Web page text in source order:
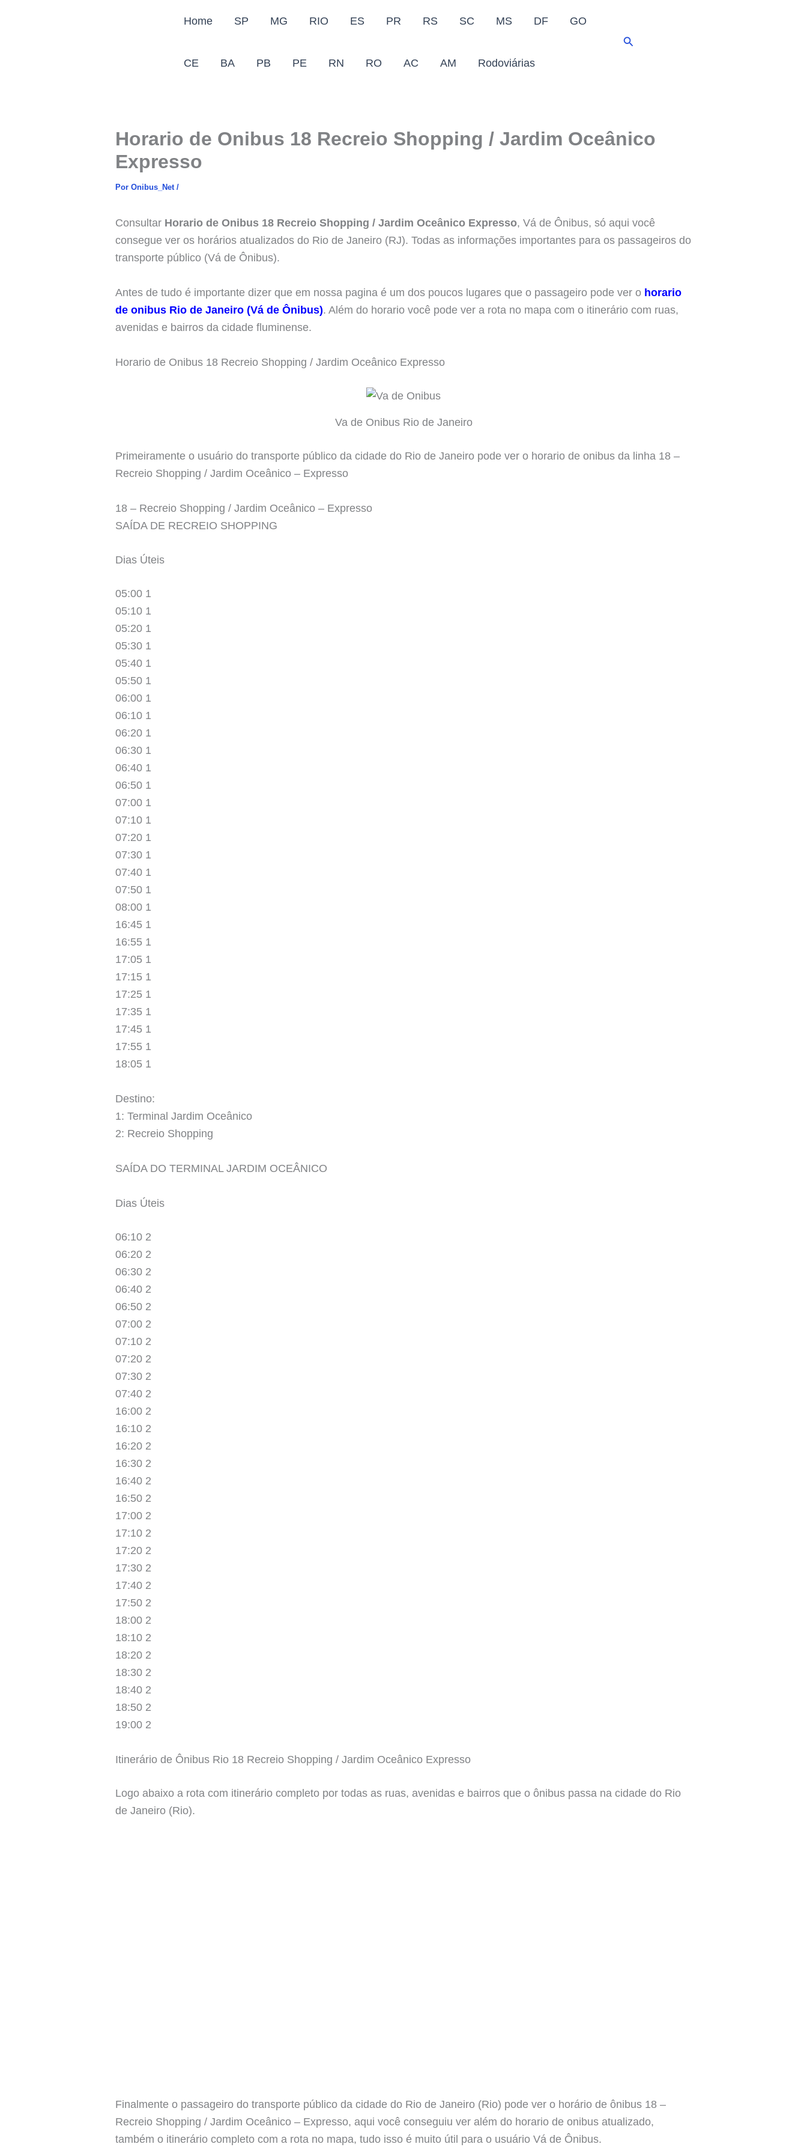
Home SP MG RIO ES PR RS SC MS DF GO
CE BA PB PE RN RO AC AM Rodoviárias
Pesquisar
Horario de Onibus 18 Recreio Shopping / Jardim Oceânico
Expresso
Por Onibus_Net /
Consultar Horario de Onibus 18 Recreio Shopping / Jardim Oceânico Expresso, Vá de Ônibus, só aqui você
consegue ver os horários atualizados do Rio de Janeiro (RJ). Todas as informações importantes para os passageiros do
transporte público (Vá de Ônibus).
Antes de tudo é importante dizer que em nossa pagina é um dos poucos lugares que o passageiro pode ver o horario
de onibus Rio de Janeiro (Vá de Ônibus). Além do horario você pode ver a rota no mapa com o itinerário com ruas,
avenidas e bairros da cidade fluminense.
Horario de Onibus 18 Recreio Shopping / Jardim Oceânico Expresso
Va de Onibus Rio de Janeiro
Primeiramente o usuário do transporte público da cidade do Rio de Janeiro pode ver o horario de onibus da linha 18 –
Recreio Shopping / Jardim Oceânico – Expresso
18 – Recreio Shopping / Jardim Oceânico – Expresso
SAÍDA DE RECREIO SHOPPING
Dias Úteis
05:00 1
05:10 1
05:20 1
05:30 1
05:40 1
05:50 1
06:00 1
06:10 1
06:20 1
06:30 1
06:40 1
06:50 1
07:00 1
07:10 1
07:20 1
07:30 1
07:40 1
07:50 1
08:00 1
16:45 1
16:55 1
17:05 1
17:15 1
17:25 1
17:35 1
17:45 1
17:55 1
18:05 1
Destino:
1: Terminal Jardim Oceânico
2: Recreio Shopping
SAÍDA DO TERMINAL JARDIM OCEÂNICO
Dias Úteis
06:10 2
06:20 2
06:30 2
06:40 2
06:50 2
07:00 2
07:10 2
07:20 2
07:30 2
07:40 2
16:00 2
16:10 2
16:20 2
16:30 2
16:40 2
16:50 2
17:00 2
17:10 2
17:20 2
17:30 2
17:40 2
17:50 2
18:00 2
18:10 2
18:20 2
18:30 2
18:40 2
18:50 2
19:00 2
Itinerário de Ônibus Rio 18 Recreio Shopping / Jardim Oceânico Expresso
Logo abaixo a rota com itinerário completo por todas as ruas, avenidas e bairros que o ônibus passa na cidade do Rio
de Janeiro (Rio).
Finalmente o passageiro do transporte público da cidade do Rio de Janeiro (Rio) pode ver o horário de ônibus 18 –
Recreio Shopping / Jardim Oceânico – Expresso, aqui você conseguiu ver além do horario de onibus atualizado,
também o itinerário completo com a rota no mapa, tudo isso é muito útil para o usuário Vá de Ônibus.